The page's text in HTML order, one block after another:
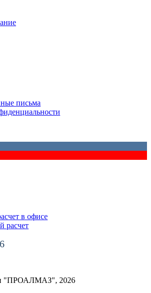
письма
"ПРОАЛМАЗ", 2026